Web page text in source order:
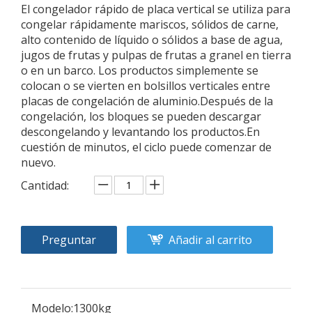
El congelador rápido de placa vertical se utiliza para
congelar rápidamente mariscos, sólidos de carne,
alto contenido de líquido o sólidos a base de agua,
jugos de frutas y pulpas de frutas a granel en tierra
o en un barco. Los productos simplemente se
colocan o se vierten en bolsillos verticales entre
placas de congelación de aluminio.Después de la
congelación, los bloques se pueden descargar
descongelando y levantando los productos.En
cuestión de minutos, el ciclo puede comenzar de
nuevo.
Cantidad:
Preguntar Añadir al carrito
Modelo:1300kg